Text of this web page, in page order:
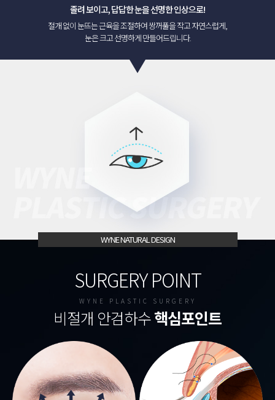
졸려 보이고, 답답한 눈을 선명한 인상으로!
절개 없이 눈뜨는 근육을 조절하여 쌍꺼풀을 작고 자연스럽게,
눈은 크고 선명하게 만들어드립니다.
WYNE NATURAL DESIGN
SURGERY POINT
WYNE PLASTIC SURGERY
비절개 안검하수핵심포인트